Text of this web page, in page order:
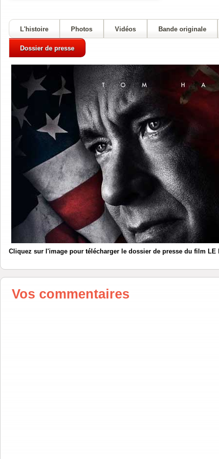
L'histoire Photos Vidéos Bande originale
Dossier de presse
Cliquez sur l'image pour télécharger le dossier de presse du film LE
Vos commentaires